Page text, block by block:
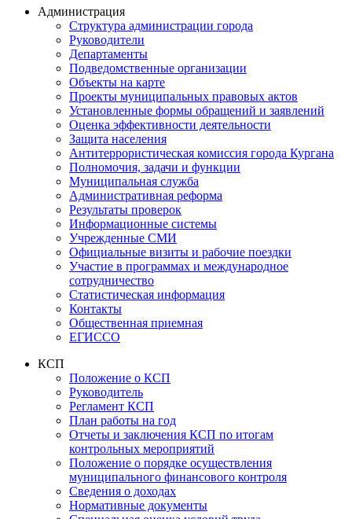
Администрация
Структура администрации города
Руководители
Департаменты
Подведомственные организации
Объекты на карте
Проекты муниципальных правовых актов
Установленные формы обращений и заявлений
Оценка эффективности деятельности
Защита населения
Антитеррористическая комиссия города Кургана
Полномочия, задачи и функции
Муниципальная служба
Административная реформа
Результаты проверок
Информационные системы
Учрежденные СМИ
Официальные визиты и рабочие поездки
Участие в программах и международное
сотрудничество
Статистическая информация
Контакты
Общественная приемная
ЕГИССО
КСП
Положение о КСП
Руководитель
Регламент КСП
План работы на год
Отчеты и заключения КСП по итогам
контрольных мероприятий
Положение о порядке осуществления
муниципального финансового контроля
Сведения о доходах
Нормативные документы